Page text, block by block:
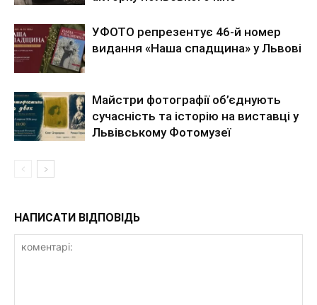
УФОТО репрезентує 46-й номер
видання «Наша спадщина» у Львові
Майстри фотографії об’єднують
сучасність та історію на виставці у
Львівському Фотомузеї
НАПИСАТИ ВІДПОВІДЬ